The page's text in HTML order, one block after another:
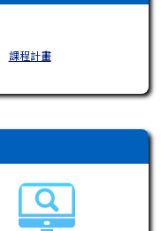
課程計畫